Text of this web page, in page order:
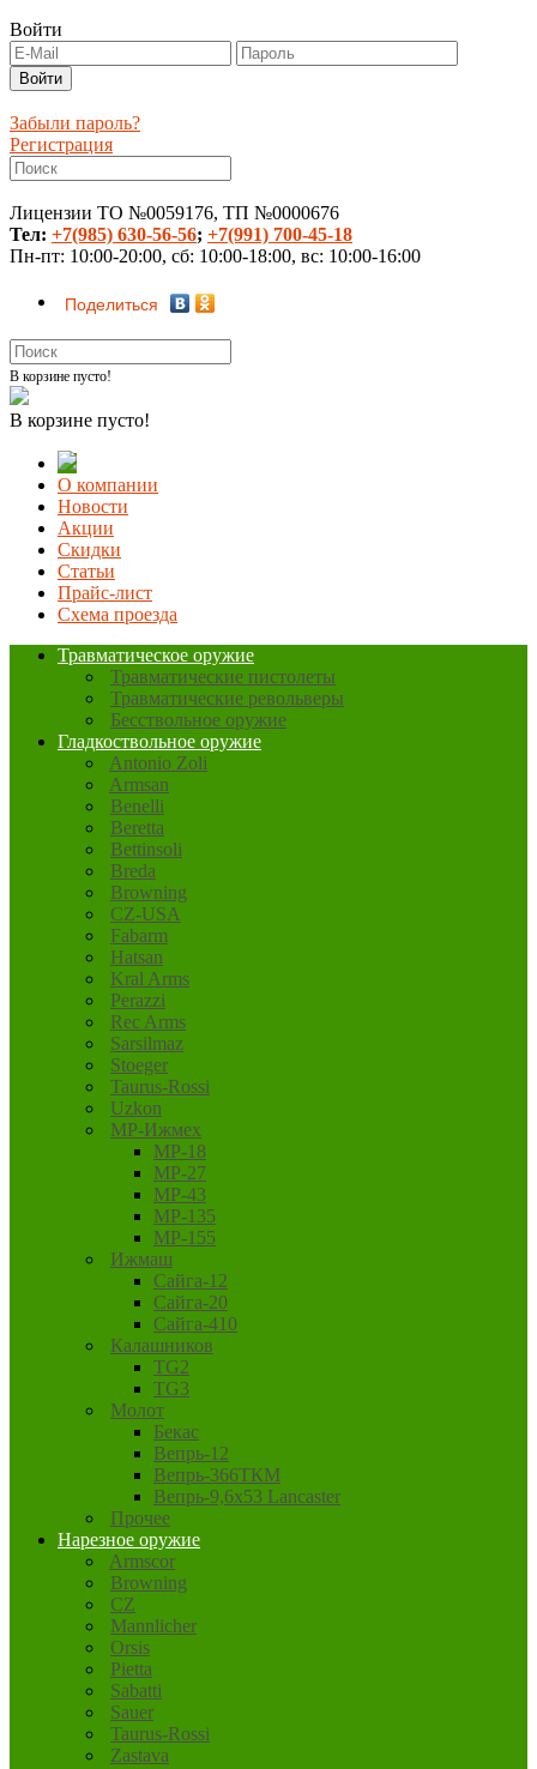
Войти
Забыли пароль?
Регистрация
Лицензии ТО №0059176, ТП №0000676
Тел: +7(985) 630-56-56; +7(991) 700-45-18
Пн-пт: 10:00-20:00, сб: 10:00-18:00, вс: 10:00-16:00
Поделиться
В корзине пусто!
В корзине пусто!
О компании
Новости
Акции
Скидки
Статьи
Прайс-лист
Схема проезда
Травматическое оружие
Травматические пистолеты
Травматические револьверы
Бесствольное оружие
Гладкоствольное оружие
Antonio Zoli
Armsan
Benelli
Beretta
Bettinsoli
Breda
Browning
CZ-USA
Fabarm
Hatsan
Kral Arms
Perazzi
Rec Arms
Sarsilmaz
Stoeger
Taurus-Rossi
Uzkon
MP-Ижмех
MP-18
MP-27
MP-43
MP-135
MP-155
Ижмаш
Сайга-12
Сайга-20
Сайга-410
Калашников
TG2
TG3
Молот
Бекас
Вепрь-12
Вепрь-366ТКМ
Вепрь-9,6х53 Lancaster
Прочее
Нарезное оружие
Armscor
Browning
CZ
Mannlicher
Orsis
Pietta
Sabatti
Sauer
Taurus-Rossi
Zastava